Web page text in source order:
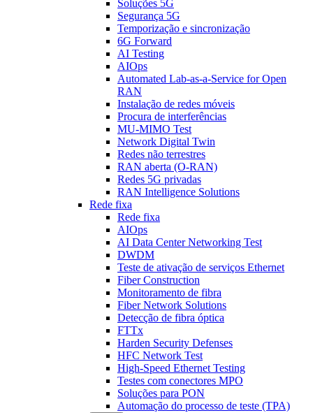
Soluções 5G
Segurança 5G
Temporização e sincronização
6G Forward
AI Testing
AIOps
Automated Lab-as-a-Service for Open
RAN
Instalação de redes móveis
Procura de interferências
MU-MIMO Test
Network Digital Twin
Redes não terrestres
RAN aberta (O-RAN)
Redes 5G privadas
RAN Intelligence Solutions
Rede fixa
Rede fixa
AIOps
AI Data Center Networking Test
DWDM
Teste de ativação de serviços Ethernet
Fiber Construction
Monitoramento de fibra
Fiber Network Solutions
Detecção de fibra óptica
FTTx
Harden Security Defenses
HFC Network Test
High-Speed Ethernet Testing
Testes com conectores MPO
Soluções para PON
Automação do processo de teste (TPA)